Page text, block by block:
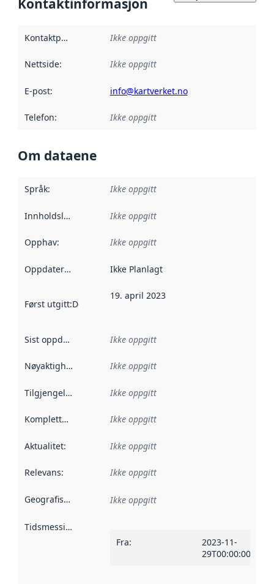
Kontaktinformasjon
Kontaktpunkt Ikke oppgitt
Nettside: Ikke oppgitt
E-post: info@kartverket.no
Telefon: Ikke oppgitt
Om dataene
Språk: Ikke oppgitt
Innholdsleverandører :
Ikke oppgitt
Opphav: Ikke oppgitt
Oppdateringsfrekvens :
Ikke Planlagt
Først utgitt:Denne datoen sier når dataene i dette
19. april 2023
Sist oppdatert Ikke oppgitt
Nøyaktighet Ikke oppgitt
Tilgjengelighet Ikke oppgitt
Kompletthet Ikke oppgitt
Aktualitet: Ikke oppgitt
Relevans: Ikke oppgitt
Geografisk avgrensning :
Ikke oppgitt
Tidsmessig avgrensning
Fra:
2023-11-
29T00:00:00Z